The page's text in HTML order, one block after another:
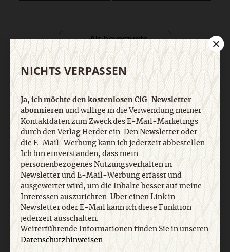
Nach oben
NICHTS VERPASSEN
Ja, ich möchte den kostenlosen CiG-Newsletter
abonnierenund willige in die Verwendung meiner
Kontaktdaten zum Zweck des E-Mail-Marketings
durch den Verlag Herder ein. Den Newsletter oder
die E-Mail-Werbung kann ich jederzeit abbestellen.
Ich bin einverstanden, dass mein
personenbezogenes Nutzungsverhalten in
Newsletter und E-Mail-Werbung erfasst und
ausgewertet wird, um die Inhalte besser auf meine
Interessen auszurichten. Über einen Link in
Newsletter oder E-Mail kann ich diese Funktion
jederzeit ausschalten.
Weiterführende Informationen finden Sie in unseren
Datenschutzhinweisen.